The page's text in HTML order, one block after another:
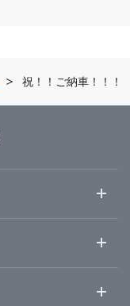
祝！！ご納車！！！